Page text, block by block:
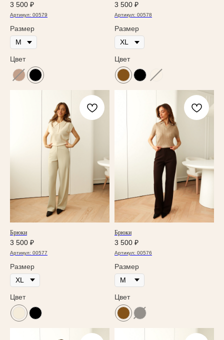
3 500 ₽
Артикул: 00579
Размер
Цвет
3 500 ₽
Артикул: 00578
Размер
Цвет
Брюки
3 500 ₽
Артикул: 00577
Размер
Цвет
Брюки
3 500 ₽
Артикул: 00576
Размер
Цвет